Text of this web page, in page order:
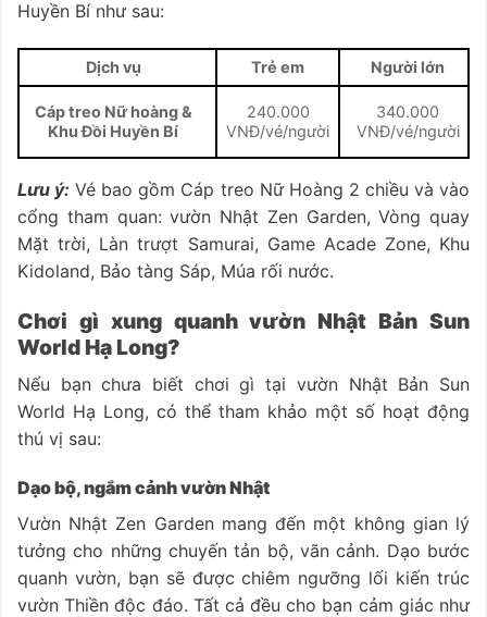
Huyền Bí như sau:
Dịch vụ Trẻ em Người lớn
Cáp treo Nữ hoàng &
Khu Đồi Huyền Bí
240.000
VNĐ/vé/người
340.000
VNĐ/vé/người
Lưu ý: Vé bao gồm Cáp treo Nữ Hoàng 2 chiều và vào
cổng tham quan: vườn Nhật Zen Garden, Vòng quay
Mặt trời, Làn trượt Samurai, Game Acade Zone, Khu
Kidoland, Bảo tàng Sáp, Múa rối nước.
Chơi gì xung quanh vườn Nhật Bản Sun
World Hạ Long?
Nếu bạn chưa biết chơi gì tại vườn Nhật Bản Sun
World Hạ Long, có thể tham khảo một số hoạt động
thú vị sau:
Dạo bộ, ngắm cảnh vườn Nhật
Vườn Nhật Zen Garden mang đến một không gian lý
tưởng cho những chuyến tản bộ, vãn cảnh. Dạo bước
quanh vườn, bạn sẽ được chiêm ngưỡng lối kiến trúc
vườn Thiền độc đáo. Tất cả đều cho bạn cảm giác như